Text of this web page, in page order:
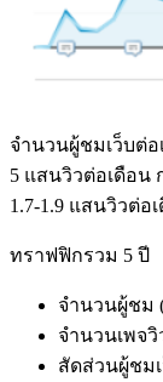
จำนวนผู้ชมเว็บต่อ
5 แสนวิวต่อเดือน
1.7-1.9 แสนวิวต่อ
ทราฟฟิกรวม 5 ปี
จำนวนผู้ชม
จำนวนเพจวิ
สัดส่วนผู้ชม